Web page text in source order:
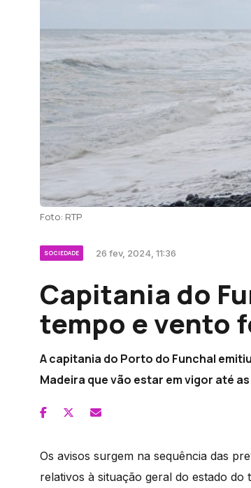
Foto: RTP
SOCIEDADE 26 fev, 2024, 11:36
Capitania do
tempo e vento
A capitania do Porto do Funchal
Madeira que vão estar em vigor até
Os avisos surgem na sequência das
relativos à situação geral do estado